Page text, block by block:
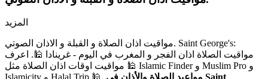
المزيد
مواقيت اذان الصلاة و القبلة و الاذان الصوتي. Saint George's:
مواقيت الصلاة اذان الفجر و المغرب في اليوم - غرينادا 🕌. اعرف
مواقيت اوقات اذان الصلاة مثل 🕌 Islamic Finder و Muslim Pro و